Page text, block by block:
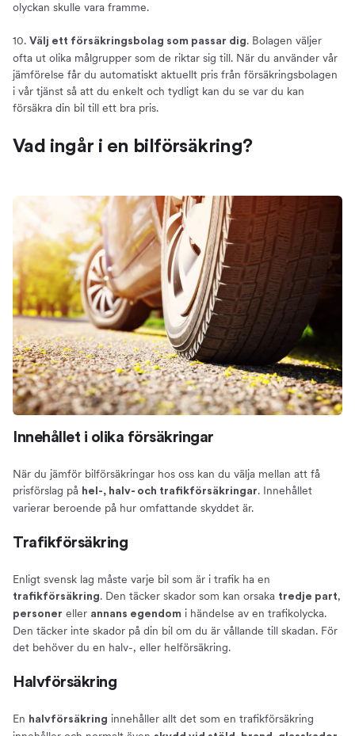
olyckan skulle vara framme.
10. Välj ett försäkringsbolag som passar dig. Bolagen väljer
ofta ut olika målgrupper som de riktar sig till. När du använder vår
jämförelse får du automatiskt aktuellt pris från försäkringsbolagen
i vår tjänst så att du enkelt och tydligt kan du se var du kan
försäkra din bil till ett bra pris.
Vad ingår i en bilförsäkring?
Innehållet i olika försäkringar
När du jämför bilförsäkringar hos oss kan du välja mellan att få
prisförslag på hel-, halv- och trafikförsäkringar. Innehållet
varierar beroende på hur omfattande skyddet är.
Trafikförsäkring
Enligt svensk lag måste varje bil som är i trafik ha en
trafikförsäkring. Den täcker skador som kan orsaka tredje part,
personer eller annans egendom i händelse av en trafikolycka.
Den täcker inte skador på din bil om du är vållande till skadan. För
det behöver du en halv-, eller helförsäkring.
Halvförsäkring
En halvförsäkring innehåller allt det som en trafikförsäkring